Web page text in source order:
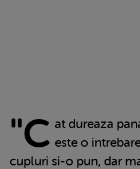
"C at dureaza
este o
cupluri si-o pun, dar